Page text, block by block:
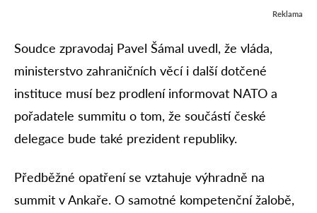
Reklama
Soudce zpravodaj Pavel Šámal uvedl, že vláda,
ministerstvo zahraničních věcí i další dotčené
instituce musí bez prodlení informovat NATO a
pořadatele summitu o tom, že součástí české
delegace bude také prezident republiky.
Předběžné opatření se vztahuje výhradně na
summit v Ankaře. O samotné kompetenční žalobě,